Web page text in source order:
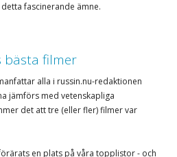
fascinerande ämne.
bästa filmer
alla i russin.nu-redaktionen
jämförs med vetenskapliga
det att tre (eller fler) filmer var
en plats på våra topplistor - och